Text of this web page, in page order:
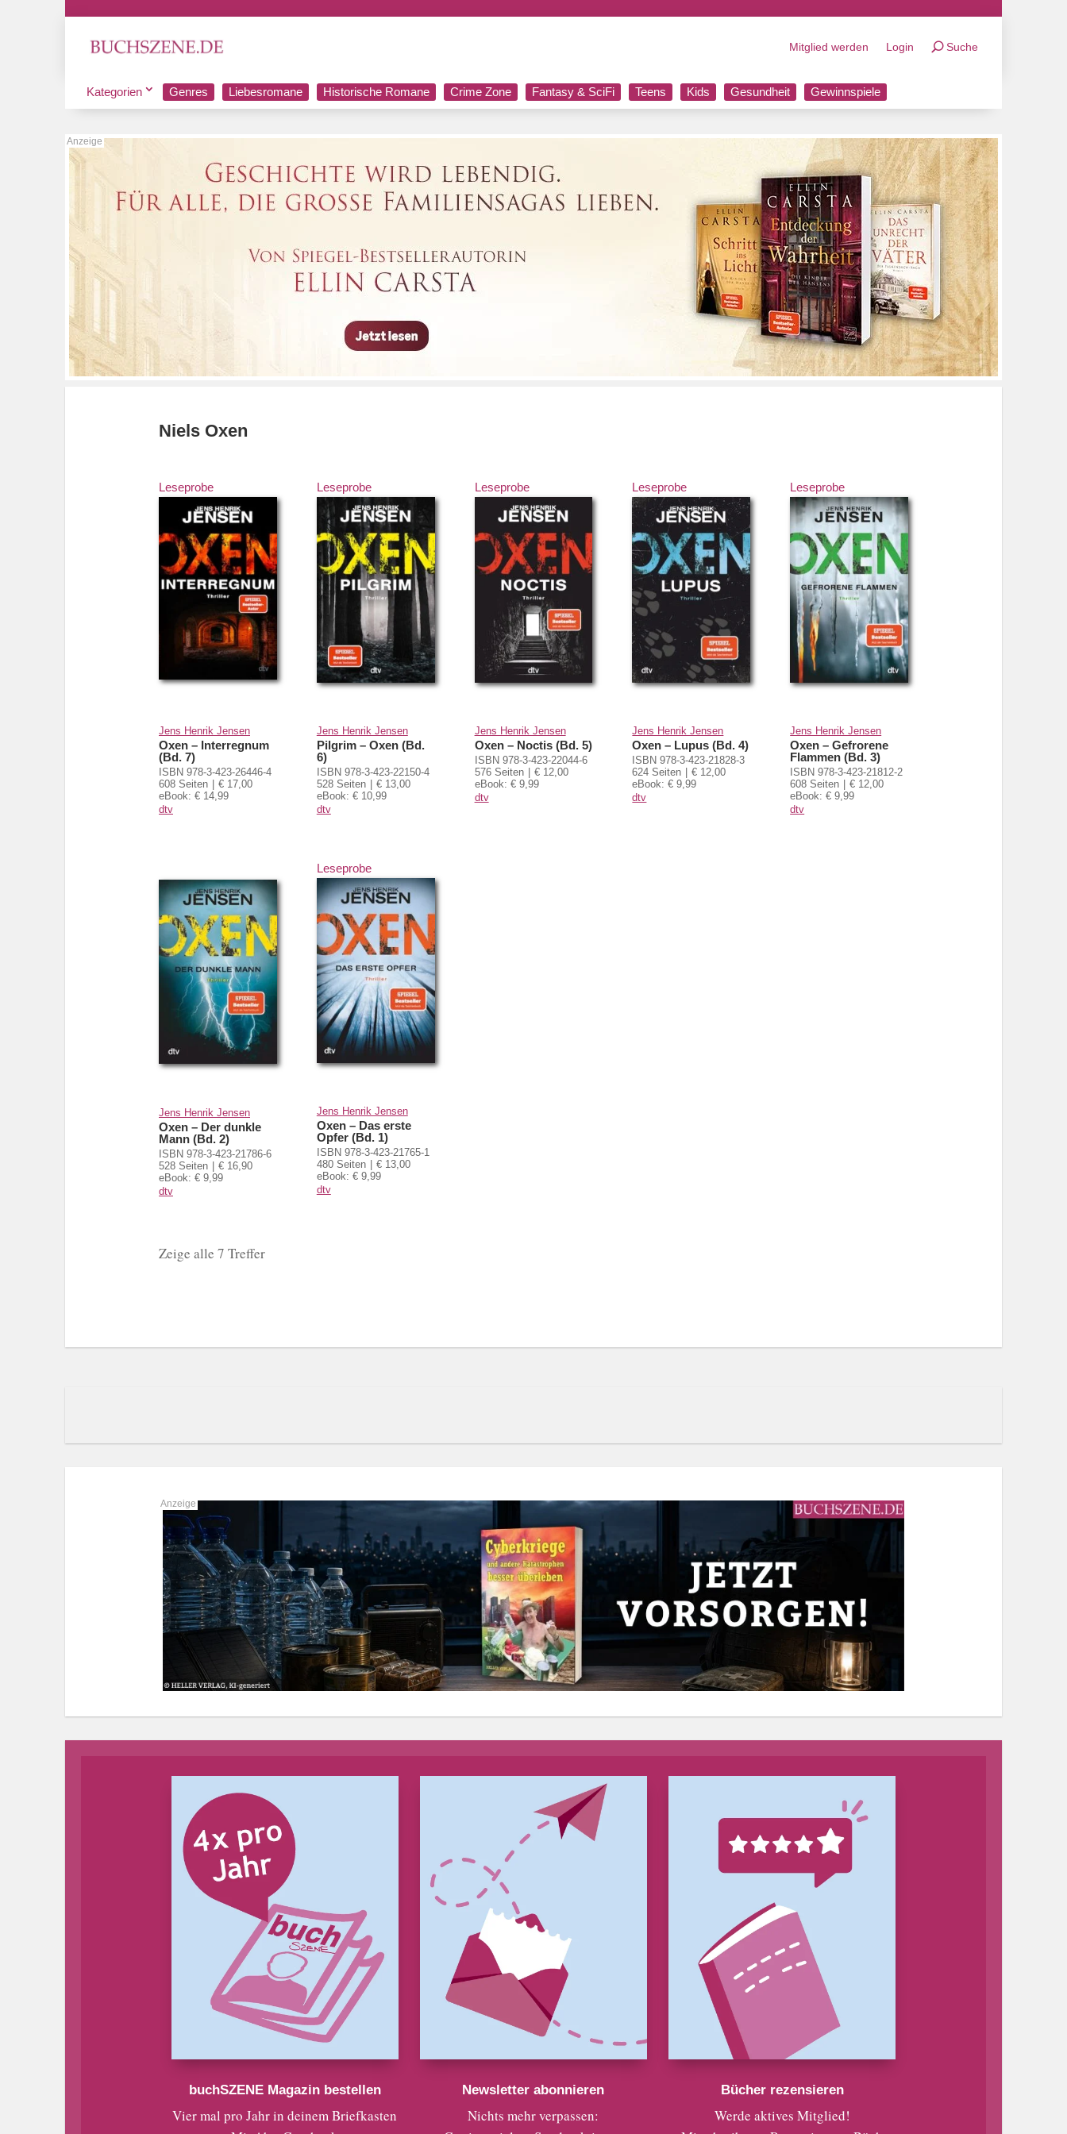
Mitglied werden Login Suche
Kategorien Genres Liebesromane Historische Romane Crime Zone Fantasy & SciFi Teens Kids Gesundheit Gewinnspiele
Niels Oxen
Leseprobe
Jens Henrik Jensen
Oxen – Interregnum
(Bd. 7)
ISBN 978-3-423-26446-4
608 Seiten
€ 17,00
eBook: € 14,99
dtv
Leseprobe
Jens Henrik Jensen
Pilgrim – Oxen (Bd.
6)
ISBN 978-3-423-22150-4
528 Seiten
€ 13,00
eBook: € 10,99
dtv
Leseprobe
Jens Henrik Jensen
Oxen – Noctis (Bd. 5)
ISBN 978-3-423-22044-6
576 Seiten
€ 12,00
eBook: € 9,99
dtv
Leseprobe
Jens Henrik Jensen
Oxen – Lupus (Bd. 4)
ISBN 978-3-423-21828-3
624 Seiten
€ 12,00
eBook: € 9,99
dtv
Leseprobe
Jens Henrik Jensen
Oxen – Gefrorene
Flammen (Bd. 3)
ISBN 978-3-423-21812-2
608 Seiten
€ 12,00
eBook: € 9,99
dtv
Jens Henrik Jensen
Oxen – Der dunkle
Mann (Bd. 2)
ISBN 978-3-423-21786-6
528 Seiten
€ 16,90
eBook: € 9,99
dtv
Leseprobe
Jens Henrik Jensen
Oxen – Das erste
Opfer (Bd. 1)
ISBN 978-3-423-21765-1
480 Seiten
€ 13,00
eBook: € 9,99
dtv
Zeige alle 7 Treffer
buchSZENE Magazin bestellen
Vier mal pro Jahr in deinem Briefkasten
Newsletter abonnieren
Nichts mehr verpassen:
Bücher rezensieren
Werde aktives Mitglied!